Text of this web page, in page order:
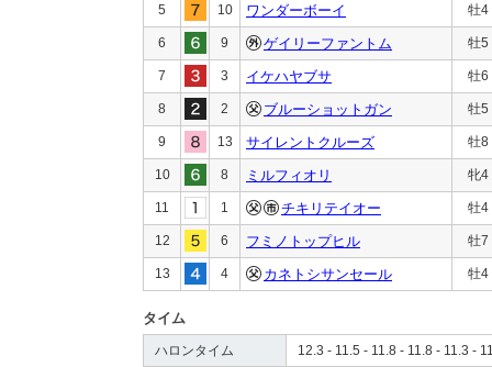
5 10 ワンダーボーイ 牡4
6 9 ゲイリーファントム 牡5
7 3 イケハヤブサ 牡6
8 2 ブルーショットガン 牡5
9 13 サイレントクルーズ 牡8
10 8 ミルフィオリ 牝4
11 1 チキリテイオー 牡4
12 6 フミノトップヒル 牡7
13 4 カネトシサンセール 牡4
タイム
ハロンタイム 12.3 - 11.5 - 11.8 - 11.8 - 11.3 -